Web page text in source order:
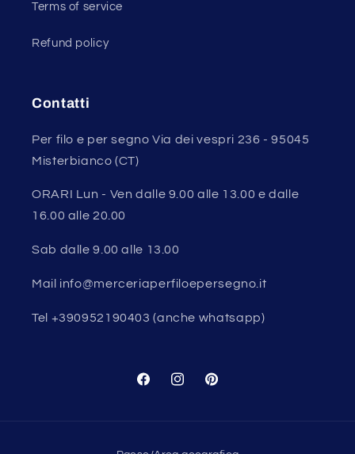
Terms of service
Refund policy
Contatti
Per filo e per segno Via dei vespri 236 - 95045
Misterbianco (CT)
ORARI Lun - Ven dalle 9.00 alle 13.00 e dalle
16.00 alle 20.00
Sab dalle 9.00 alle 13.00
Mail info@merceriaperfiloepersegno.it
Tel +390952190403 (anche whatsapp)
FacebookInstagramPinterest